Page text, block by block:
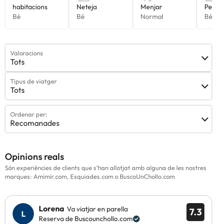
Valoracions
Tots
Tipus de viatger
Tots
Ordenar per:
Recomanades
Opinions reals
Són experiències de clients que s'han allotjat amb alguna de les nostres
marques: Amimir.com, Esquiades.com o BuscoUnChollo.com
7.3
Lorena Va viatjar en parella
Reserva de Buscounchollo.com